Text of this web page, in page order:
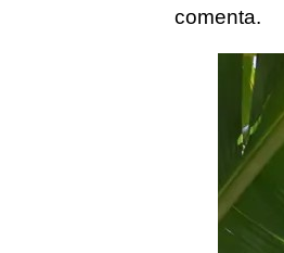
comenta.